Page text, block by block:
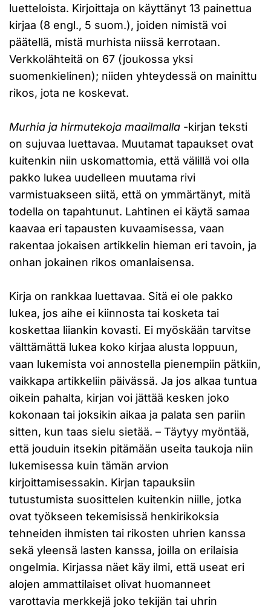
luetteloista. Kirjoittaja on käyttänyt 13 painettua
kirjaa (8 engl., 5 suom.), joiden nimistä voi
päätellä, mistä murhista niissä kerrotaan.
Verkkolähteitä on 67 (joukossa yksi
suomenkielinen); niiden yhteydessä on mainittu
rikos, jota ne koskevat.
Murhia ja hirmutekoja maailmalla -kirjan teksti
on sujuvaa luettavaa. Muutamat tapaukset ovat
kuitenkin niin uskomattomia, että välillä voi olla
pakko lukea uudelleen muutama rivi
varmistuakseen siitä, että on ymmärtänyt, mitä
todella on tapahtunut. Lahtinen ei käytä samaa
kaavaa eri tapausten kuvaamisessa, vaan
rakentaa jokaisen artikkelin hieman eri tavoin, ja
onhan jokainen rikos omanlaisensa.
Kirja on rankkaa luettavaa. Sitä ei ole pakko
lukea, jos aihe ei kiinnosta tai kosketa tai
koskettaa liiankin kovasti. Ei myöskään tarvitse
välttämättä lukea koko kirjaa alusta loppuun,
vaan lukemista voi annostella pienempiin pätkiin,
vaikkapa artikkeliin päivässä. Ja jos alkaa tuntua
oikein pahalta, kirjan voi jättää kesken joko
kokonaan tai joksikin aikaa ja palata sen pariin
sitten, kun taas sielu sietää. – Täytyy myöntää,
että jouduin itsekin pitämään useita taukoja niin
lukemisessa kuin tämän arvion
kirjoittamisessakin. Kirjan tapauksiin
tutustumista suosittelen kuitenkin niille, jotka
ovat työkseen tekemisissä henkirikoksia
tehneiden ihmisten tai rikosten uhrien kanssa
sekä yleensä lasten kanssa, joilla on erilaisia
ongelmia. Kirjassa näet käy ilmi, että useat eri
alojen ammattilaiset olivat huomanneet
varottavia merkkejä joko tekijän tai uhrin